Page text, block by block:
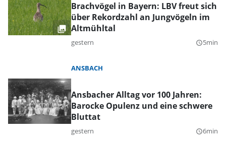
Brachvögel in Bayern: LBV freut sich
über Rekordzahl an Jungvögeln im
Altmühltal
gestern query_builder5min
ANSBACH
Ansbacher Alltag vor 100 Jahren:
Barocke Opulenz und eine schwere
Bluttat
gestern query_builder6min